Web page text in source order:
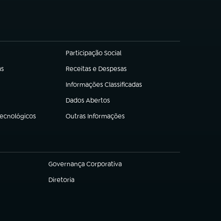
Participação Social
(abre em nova aba)
Receitas e Despesas
(abre em nova aba)
Informações Classificadas
(abre em nova aba)
Dados Abertos
(abre em nova aba)
Outras Informações
(abre em nova aba)
Governança Corporativa
(abre em nova aba)
Diretoria
(abre em nova aba)